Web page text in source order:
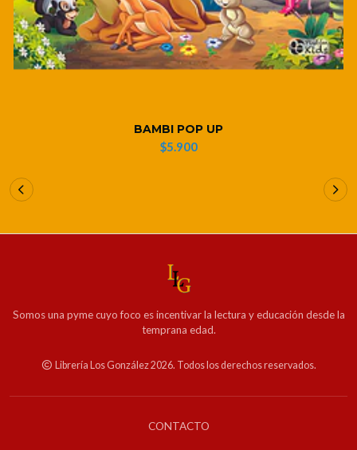
BAMBI POP UP
$5.900
Somos una pyme cuyo foco es incentivar la lectura y educación desde la
temprana edad.
Librería Los González 2026. Todos los derechos reservados.
CONTACTO